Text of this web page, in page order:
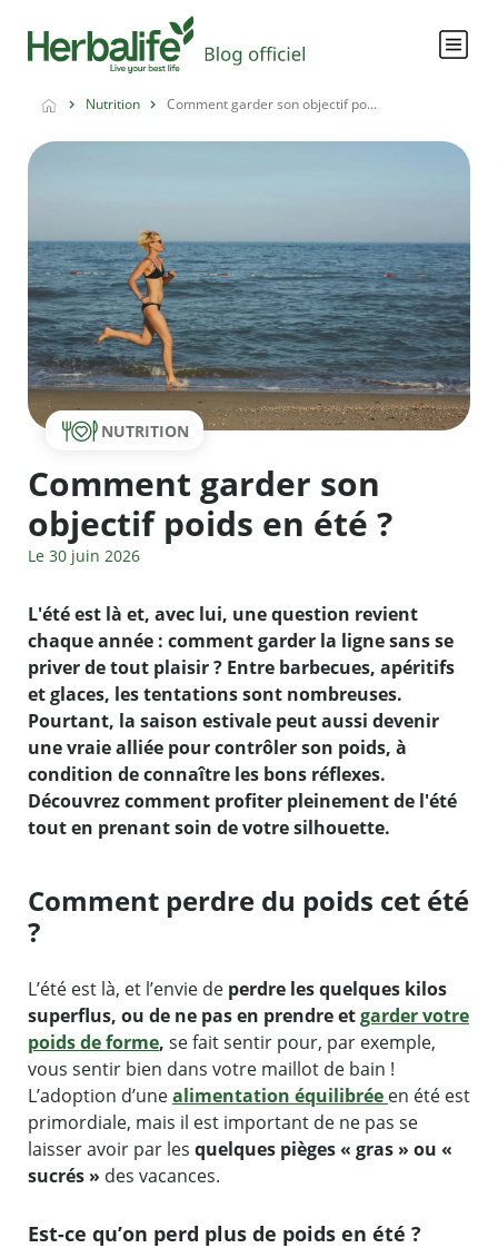
Nutrition Comment garder son objectif po...
NUTRITION
Comment garder son
objectif poids en été ?
Le 30 juin 2026
L'été est là et, avec lui, une question revient
chaque année : comment garder la ligne sans se
priver de tout plaisir ? Entre barbecues, apéritifs
et glaces, les tentations sont nombreuses.
Pourtant, la saison estivale peut aussi devenir
une vraie alliée pour contrôler son poids, à
condition de connaître les bons réflexes.
Découvrez comment profiter pleinement de l'été
tout en prenant soin de votre silhouette.
Comment perdre du poids cet été
?
L’été est là, et l’envie de perdre les quelques kilos
superflus, ou de ne pas en prendre etgarder votre
poids de forme, se fait sentir pour, par exemple,
vous sentir bien dans votre maillot de bain !
L’adoption d’unealimentation équilibrée en été est
primordiale, mais il est important de ne pas se
laisser avoir par les quelques pièges « gras » ou «
sucrés » des vacances.
Est-ce qu’on perd plus de poids en été ?